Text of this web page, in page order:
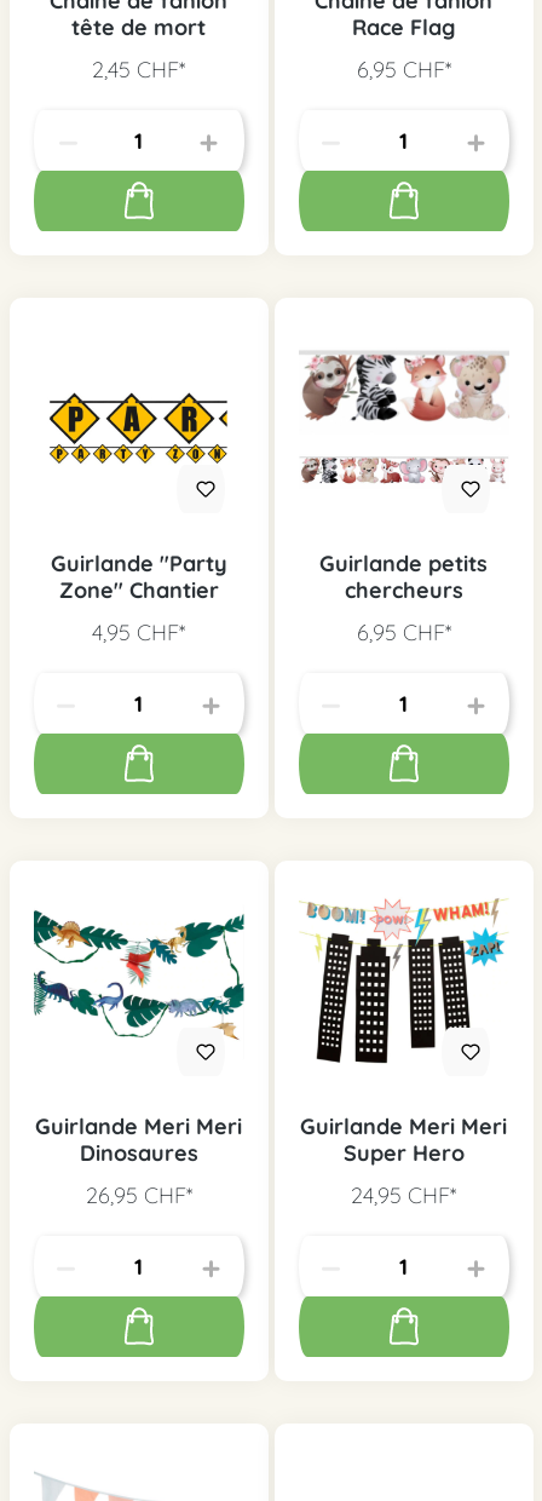
tête de mort
2,45 CHF*
Race Flag
6,95 CHF*
Guirlande "Party
Zone" Chantier
4,95 CHF*
Guirlande petits
chercheurs
6,95 CHF*
Guirlande Meri Meri
Dinosaures
26,95 CHF*
Guirlande Meri Meri
Super Hero
24,95 CHF*